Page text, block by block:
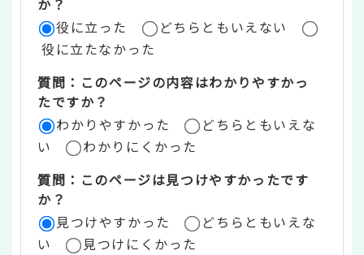
価
リ
ア
役に立った
どちらともいえない
役に立たなかった
質問：このページの内容はわかりやすかっ
たですか？
わかりやすかった
どちらともいえな
い
わかりにくかった
質問：このページは見つけやすかったです
か？
見つけやすかった
どちらともいえな
い
見つけにくかった